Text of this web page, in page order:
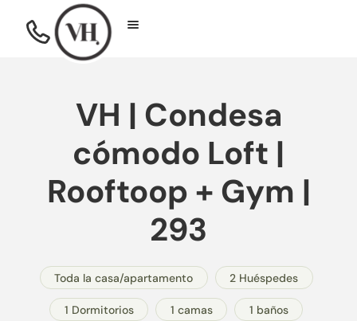
VH | Condesa
cómodo Loft |
Rooftoop + Gym |
293
Toda la casa/apartamento 2 Huéspedes
1 Dormitorios 1 camas 1 baños